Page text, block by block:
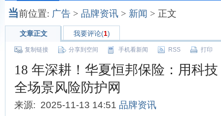
当前位置: 广告 > 品牌资讯 > 新闻 > 正文
文章正文 我要评论(1)
复制链接 分享到空间 手机看新闻 RSS 打印
18 年深耕！华夏恒邦保险：用科
全场景风险防护网
来源: 2025-11-13 14:51 品牌资讯